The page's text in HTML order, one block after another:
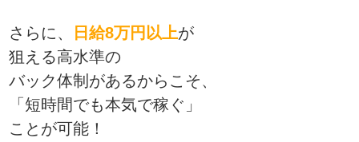
さらに、 日給8万円以上が
狙える高水準の
バック体制があるからこそ、
「短時間でも本気で稼ぐ」
ことが可能！